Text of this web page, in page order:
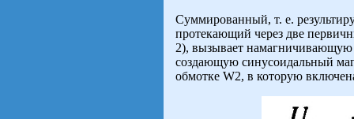
Суммированный, т. е.
протекающий через две
2), вызывает намагничивающую
создающую синусоидальный
обмотке W2, в которую